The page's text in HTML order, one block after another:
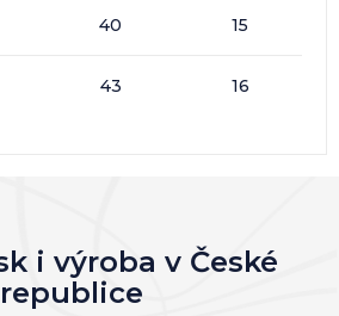
40 15
43 16
i výroba v České
republice